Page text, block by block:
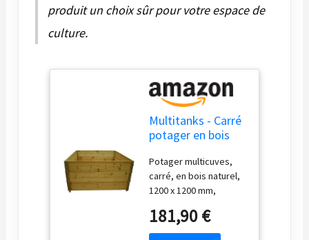
produit un choix sûr pour votre espace de
culture.
Multitanks - Carré
potager en bois
1200x1200mm
hauteur 585mm
Potager multicuves,
carré, en bois naturel,
1200 x 1200 mm,
PLANTEUR
181,90 €